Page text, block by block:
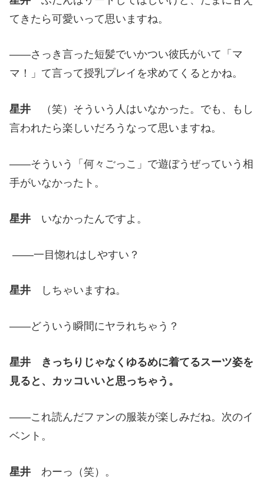
てきたら可愛いって思いますね。
——さっき言った短髪でいかつい彼氏がいて「マ
マ！」て言って授乳プレイを求めてくるとかね。
星井
（笑）そういう人はいなかった。でも、もし
言われたら楽しいだろうなって思いますね。
——そういう「何々ごっこ」で遊ぼうぜっていう相
手がいなかったト。
星井 いなかったんですよ。
——一目惚れはしやすい？
星井 しちゃいますね。
——どういう瞬間にヤラれちゃう？
星井
きっちりじゃなくゆるめに着てるスーツ姿を
見ると、カッコいいと思っちゃう。
——これ読んだファンの服装が楽しみだね。次のイ
ベント。
星井 わーっ（笑）。